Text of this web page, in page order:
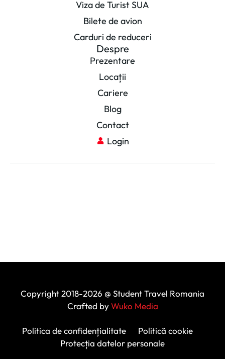
Viza de Turist SUA
Bilete de avion
Carduri de reduceri
Despre
Prezentare
Locații
Cariere
Blog
Contact
Login
Copyright 2018-2026 @ Student Travel Romania
Crafted byWuko Media
Politica de confidențialitate
Politică cookie
Protecția datelor personale